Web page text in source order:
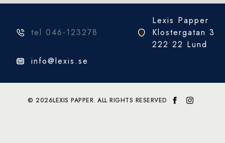
tel 046-123278
Lexis Papper
Klostergatan 3
222 22 Lund
info@lexis.se
© 2026LEXIS PAPPER. ALL RIGHTS RESERVED